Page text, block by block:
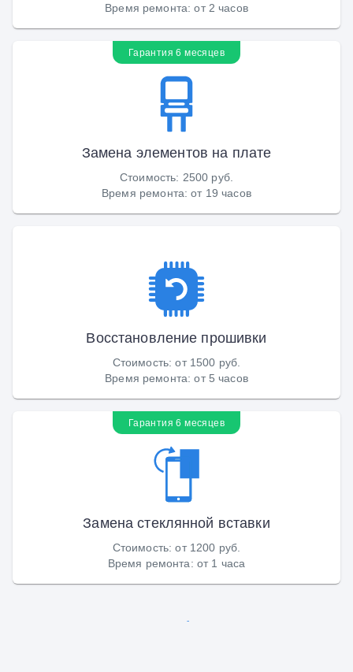
Время ремонта:от 2 часов
Гарантия 6 месяцев
Замена элементов на плате
Стоимость: 2500 руб.
Время ремонта:от 19 часов
Восстановление прошивки
Стоимость:от 1500 руб.
Время ремонта:от 5 часов
Гарантия 6 месяцев
Замена стеклянной вставки
Стоимость:от 1200 руб.
Время ремонта: от 1 часа